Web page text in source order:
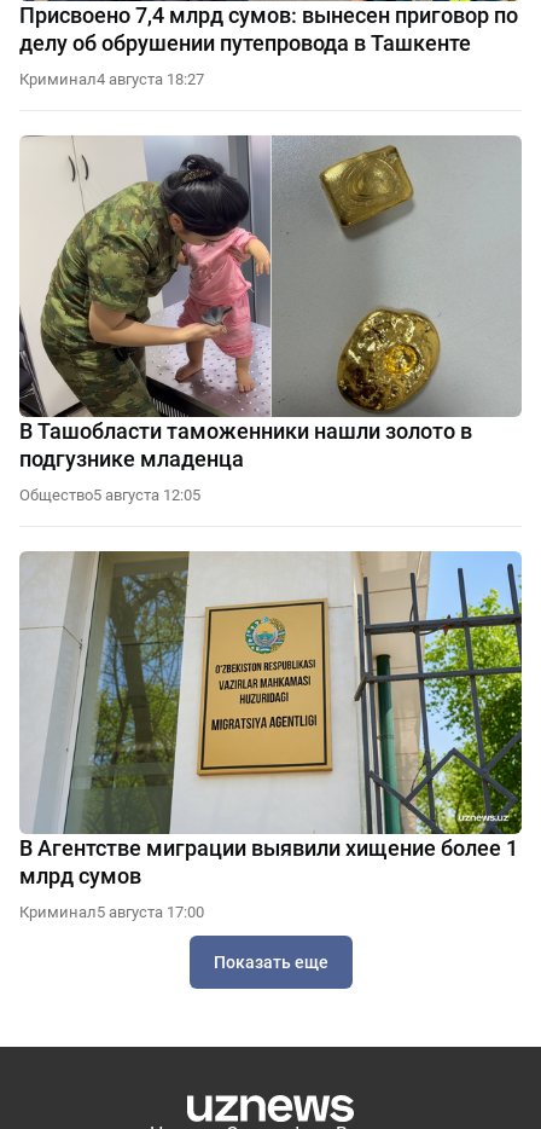
Присвоено 7,4 млрд сумов: вынесен приговор по
делу об обрушении путепровода в Ташкенте
Криминал4 августа 18:27
В Ташобласти таможенники нашли золото в
подгузнике младенца
Общество5 августа 12:05
В Агентстве миграции выявили хищение более 1
млрд сумов
Криминал5 августа 17:00
Показать еще